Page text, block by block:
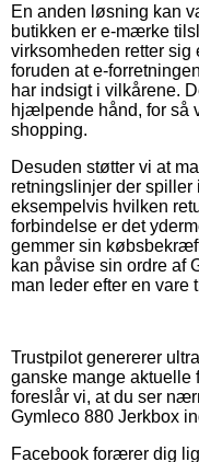
En anden løsning kan
butikken er e-mærke
virksomheden retter
foruden at e-
har indsigt i vilkårene.
hjælpende hånd, for så
shopping.
Desuden støtter vi at
retningslinjer der spiller
eksempelvis hvilken
forbindelse er det
gemmer sin
kan påvise sin ordre af
man leder efter en vare
Trustpilot genererer
ganske mange aktuelle
foreslår vi, at du ser
Gymleco 880 Jerkbox
Facebook forærer dig